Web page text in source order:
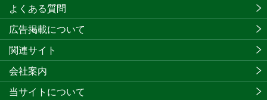
よくある質問
広告掲載について
関連サイト
会社案内
当サイトについて